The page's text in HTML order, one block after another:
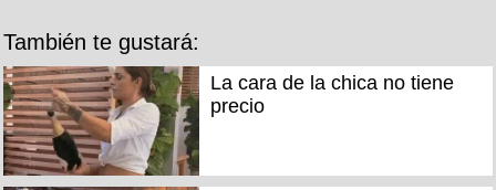
También te gustará:
La cara de la chica no tiene
precio